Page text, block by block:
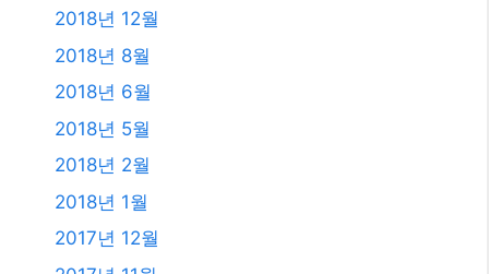
2018년 12월
2018년 8월
2018년 6월
2018년 5월
2018년 2월
2018년 1월
2017년 12월